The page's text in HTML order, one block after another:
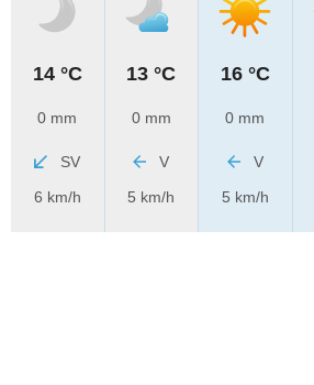
14 °C
0 mm
SV
6 km/h
13 °C
0 mm
V
5 km/h
16 °C
0 mm
V
5 km/h